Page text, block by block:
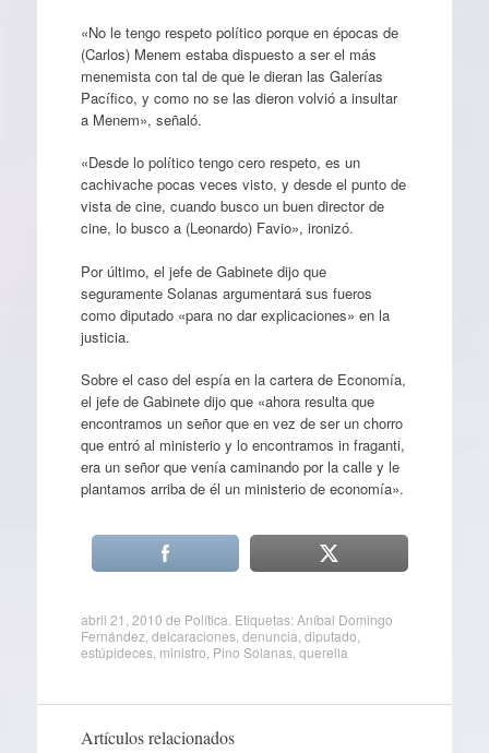
«No le tengo respeto político porque en épocas de
(Carlos) Menem estaba dispuesto a ser el más
menemista con tal de que le dieran las Galerías
Pacífico, y como no se las dieron volvió a insultar
a Menem», señaló.
«Desde lo político tengo cero respeto, es un
cachivache pocas veces visto, y desde el punto de
vista de cine, cuando busco un buen director de
cine, lo busco a (Leonardo) Favio», ironizó.
Por último, el jefe de Gabinete dijo que
seguramente Solanas argumentará sus fueros
como diputado «para no dar explicaciones» en la
justicia.
Sobre el caso del espía en la cartera de Economía,
el jefe de Gabinete dijo que «ahora resulta que
encontramos un señor que en vez de ser un chorro
que entró al ministerio y lo encontramos in fraganti,
era un señor que venía caminando por la calle y le
plantamos arriba de él un ministerio de economía».
abril 21, 2010 de Política . Etiquetas:Aníbal Domingo
Fernández, delcaraciones, denuncia diputado
estúpideces, ministro Pino Solanas, querella
Artículos relacionados